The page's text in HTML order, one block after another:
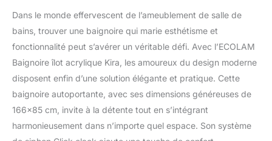
Dans le monde effervescent de l’ameublement de salle de
bains, trouver une baignoire qui marie esthétisme et
fonctionnalité peut s’avérer un véritable défi. Avec l’ECOLAM
Baignoire îlot acrylique Kira, les amoureux du design moderne
disposent enfin d’une solution élégante et pratique. Cette
baignoire autoportante, avec ses dimensions généreuses de
166×85 cm, invite à la détente tout en s’intégrant
harmonieusement dans n’importe quel espace. Son système